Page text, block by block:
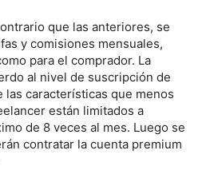
que las anteriores, se
y comisiones mensuales,
para el comprador. La
al nivel de suscripción de
las características que menos
están limitados a
de 8 veces al mes. Luego se
contratar la cuenta premium